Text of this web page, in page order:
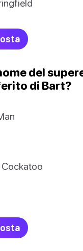
del
di Bart?